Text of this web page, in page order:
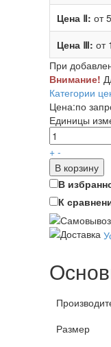
Цена Ⅱ: от
Цена Ⅲ: от
При
Внимание!
Категории
Цена:по
Единицы
+ -
В корзину
В
К
Размер